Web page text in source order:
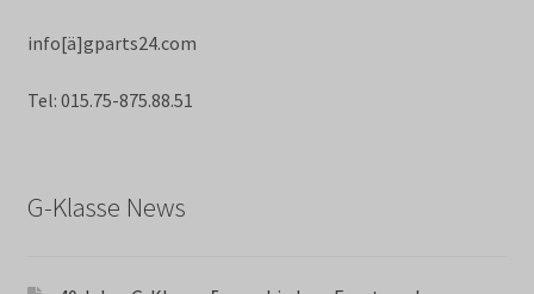
info[ä]gparts24.com
Tel: 015.75-875.88.51
G-Klasse News